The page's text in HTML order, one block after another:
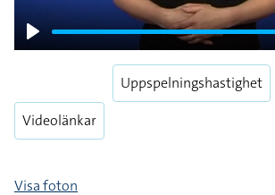
Play
Videolänkar
Uppspelningshastighet
Visa foton